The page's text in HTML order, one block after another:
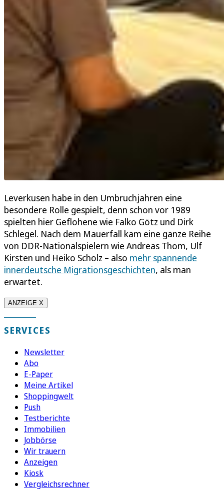
Leverkusen habe in den Umbruchjahren eine
besondere Rolle gespielt, denn schon vor 1989
spielten hier Geflohene wie Falko Götz und Dirk
Schlegel. Nach dem Mauerfall kam eine ganze Reihe
von DDR-Nationalspielern wie Andreas Thom, Ulf
Kirsten und Heiko Scholz – also mehr spannende
innerdeutsche Migrationsgeschichten, als man
erwartet.
ANZEIGE X
SERVICES
Newsletter
Abo
E-Paper
Meine Artikel
Shoppingwelt
Push
Testberichte
Immobilien
Jobbörse
Wir trauern
Anzeigen
Kiosk
Vergleichsrechner